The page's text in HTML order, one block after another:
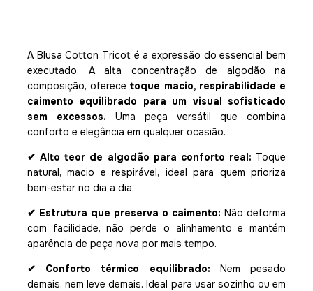
A Blusa Cotton Tricot é a expressão do essencial bem
executado. A alta concentração de algodão na
composição, oferecetoque macio, respirabilidade e
caimento equilibrado para um visual sofisticado
sem excessos. Uma peça versátil que combina
conforto e elegância em qualquer ocasião.
✔ Alto teor de algodão para conforto real: Toque
natural, macio e respirável, ideal para quem prioriza
bem-estar no dia a dia.
✔ Estrutura que preserva o caimento: Não deforma
com facilidade, não perde o alinhamento e mantém
aparência de peça nova por mais tempo.
✔ Conforto térmico equilibrado: Nem pesado
demais, nem leve demais. Ideal para usar sozinho ou em